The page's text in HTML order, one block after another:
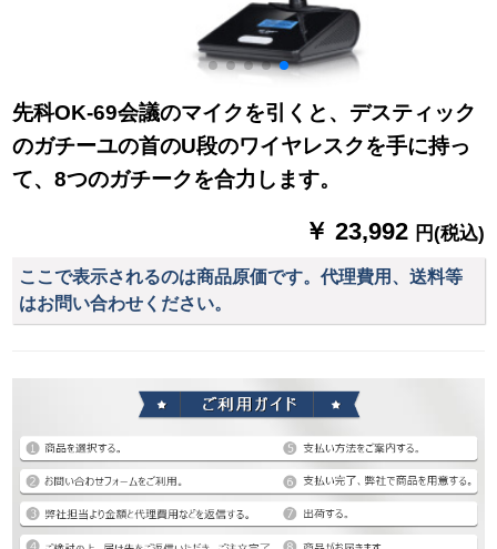
先科OK-69会議のマイクを引くと、デスティック
のガチーユの首のU段のワイヤレスクを手に持っ
て、8つのガチークを合力します。
￥ 23,992 円(税込)
ここで表示されるのは商品原価です。代理費用、送料等
はお問い合わせください。